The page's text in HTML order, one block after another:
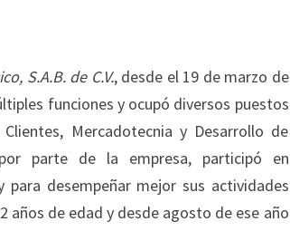
S.A.B. de C.V., desde el 19 de marzo de
funciones y ocupó diversos puestos
Mercadotecnia y Desarrollo de
parte de la empresa, participó en
para desempeñar mejor sus actividades
años de edad y desde agosto de ese año